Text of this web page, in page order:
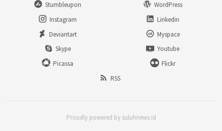
Stumbleupon
WordPress
Instagram
Linkedin
Deviantart
Myspace
Skype
Youtube
Picassa
Flickr
RSS
Proudly powered by suluhnews.id